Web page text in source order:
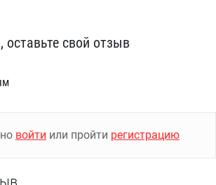
оставьте свой отзыв
войти или пройти регистрацию